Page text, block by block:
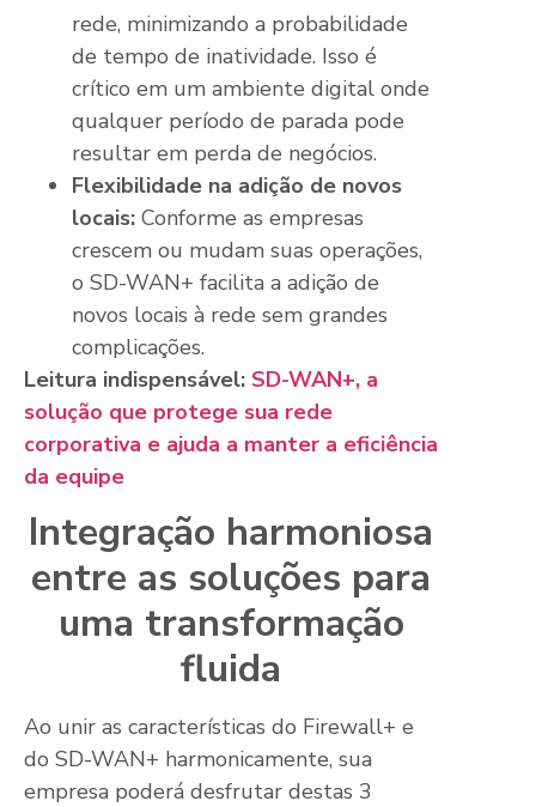
rede, minimizando a probabilidade
de tempo de inatividade. Isso é
crítico em um ambiente digital onde
qualquer período de parada pode
resultar em perda de negócios.
Flexibilidade na adição de novos
locais: Conforme as empresas
crescem ou mudam suas operações,
o SD-WAN+ facilita a adição de
novos locais à rede sem grandes
complicações.
Leitura indispensável: SD-WAN+, a
solução que protege sua rede
corporativa e ajuda a manter a eficiência
da equipe
Integração harmoniosa
entre as soluções para
uma transformação
fluida
Ao unir as características do Firewall+ e
do SD-WAN+ harmonicamente, sua
empresa poderá desfrutar destas 3